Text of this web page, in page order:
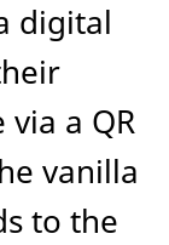
digital
a QR
vanilla
to the